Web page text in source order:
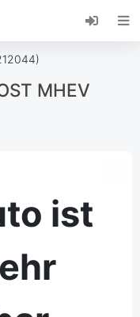
App, fügen Sie
und erhalten
MHEV
ist